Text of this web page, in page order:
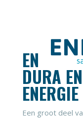
EN
DURA
ENERGIE
Een groot deel